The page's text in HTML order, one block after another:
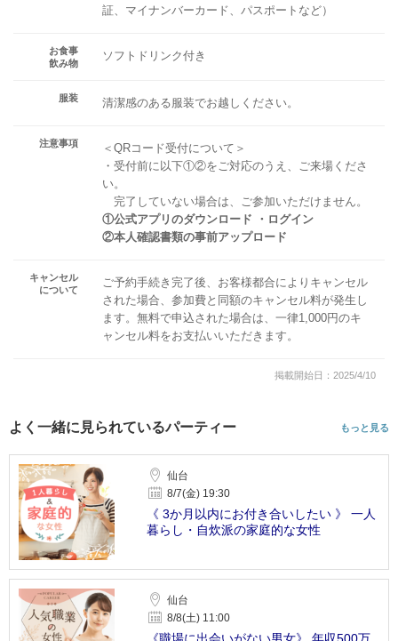
証、マイナンバーカード、パスポートなど）
お食事
飲み物
ソフトドリンク付き
服装 清潔感のある服装でお越しください。
注意事項
＜QRコード受付について＞
・受付前に以下①②をご対応のうえ、ご来場くださ
い。
完了していない場合は、ご参加いただけません。
①公式アプリのダウンロード ・ログイン
②本人確認書類の事前アップロード
キャンセル
について
ご予約手続き完了後、お客様都合によりキャンセル
された場合、参加費と同額のキャンセル料が発生し
ます。無料で申込された場合は、一律1,000円のキ
ャンセル料をお支払いいただきます。
掲載開始日：2025/4/10
よく一緒に見られているパーティー もっと見る
仙台
8/7(金) 19:30
《 3か月以内にお付き合いしたい 》 一人
暮らし・自炊派の家庭的な女性
仙台
8/8(土) 11:00
《職場に出会いがない男女》 年収500万